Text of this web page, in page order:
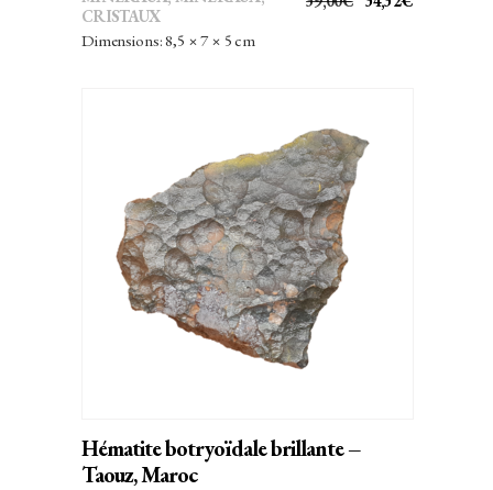
CRISTAUX
Dimensions: 8,5 × 7 × 5 cm
AJOUTER AU PANIER
Hématite botryoïdale brillante –
Taouz, Maroc